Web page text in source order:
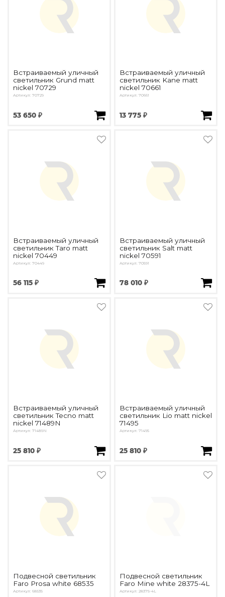
Встраиваемый уличный
светильник Grund matt
nickel 70729
Артикул: 70729
53 650 ₽
Встраиваемый уличный
светильник Kane matt
nickel 70661
Артикул: 70661
13 775 ₽
Встраиваемый уличный
светильник Taro matt
nickel 70449
Артикул: 70449
56 115 ₽
Встраиваемый уличный
светильник Salt matt
nickel 70591
Артикул: 70591
78 010 ₽
Встраиваемый уличный
светильник Tecno matt
nickel 71489N
Артикул: 71489N
25 810 ₽
Встраиваемый уличный
светильник Lio matt nickel
71495
Артикул: 71495
25 810 ₽
Подвесной светильник
Faro Prosa white 68535
Артикул: 68535
Подвесной светильник
Faro Mine white 28375-4L
Артикул: 28375-4L